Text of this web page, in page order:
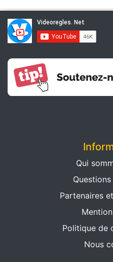
Qui
Partenaires
Politique de
Nous